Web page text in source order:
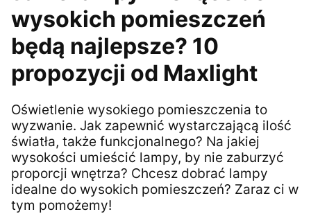
wysokich pomieszczeń
będą najlepsze? 10
propozycji od Maxlight
Oświetlenie wysokiego pomieszczenia to
wyzwanie. Jak zapewnić wystarczającą ilość
światła, także funkcjonalnego? Na jakiej
wysokości umieścić lampy, by nie zaburzyć
proporcji wnętrza? Chcesz dobrać lampy
idealne do wysokich pomieszczeń? Zaraz ci w
tym pomożemy!